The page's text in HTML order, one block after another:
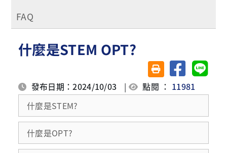
FAQ
什麼是STEM OPT?
友善列印(另開視窗)
分享至臉書分享
發布日期：2024/10/03 | 點閱 ： 11981
什麼是STEM?
什麼是OPT?